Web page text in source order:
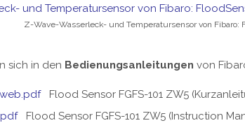
Z-Wave-Wasserleck- und Temperatursensor von Fibaro:
sich in den Bedienungsanleitungen von
web.pdfFlood Sensor FGFS-101 ZW5
Flood Sensor FGFS-101 ZW5 (Instruction